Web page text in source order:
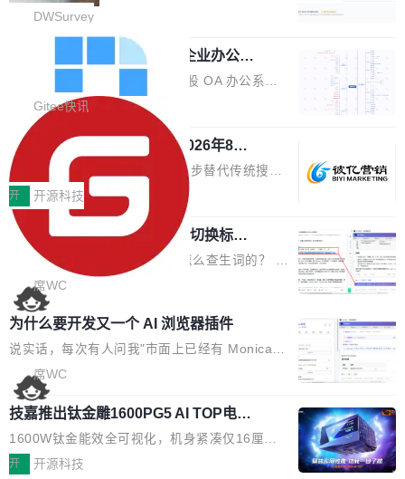
合过程，早期优质技术项目需持续资本与产业资
者、产业专家、投资人围绕AI前沿技术瓶颈、行
业固有认知重构等议题展开跨界对话，聚焦行业
真实痛点与突破方向...
应用占用内存就超过 1G 还是过于离谱——问题
个嵌在 Edge WebView 里的网页。它不是一个
「应用」，它是一个运行在浏览器引擎里的网
页，外面套了一层 Windows 的壳。 WebView2
本身就是个内存大户。它加载了完整的 Edge 渲
染引擎，包括 JavaScript 引擎...
源助力企业建设自主可控的问卷调研系统 官网地
址www.diaowen.net ➔ 源码下载Gitee 仓库 ➔
本次更新新增短信验证修改已答问卷功能，提升
答卷安全性；同时升级考试能力，完善填空题判
分、防切屏等功能体验，并优化多项产品细节，
提升整体使用体验。 新增功能 01. 新增验证手
机号后查看、修改已答问卷功能 02. 新增填空题
判分功能 03. 添加协作管理员支持树形结构选择
体验优化与修复 •页面与体验优化 优化工作台首
页 UI 展示效果，提升页面使用体验。 优化防切
屏提醒规则，调整为每次切屏均触发提示，提升
考试规范性。 优化登录状...
DWSurvey
勾股 OA v6.0.2 已经发布，企业办公系
勾股 OA v6.0.2 已经发布。 勾股 OA 办公系统
是一款简单实用的开源的企业办公系统。系统集
成了系统设置、附件管理、人事管理、行政管
理、消息管理、资产管理、企业公告、知识网
盘、审批流程设置、办公审批、工作计划、工作
汇报、工作日志、日常办公、财务管理、客户管
理、合同管理、项目管理、任务管理等功能模
块。系统简约，易于功能扩展，方便二次开发，
可以用来做日常 OA，CRM，ERP，业务管理等
系统。 勾股OA6.0.2版本主要是对勾股OA 6第
一个大版本发布的部分功能细节优化和bug问题
修复的版本，具体更新日志如下： 1、补全新版
本的各个审批类型的审批单导出 2、优化各个审
Gitee快讯
942亿赛道如何选对伙伴？2026年8月G
EO公司推荐
当DeepSeek、豆包等大模型逐步替代传统搜索
成为用户获取信息的主要入口,品牌竞争的逻辑变
了:不再是争抢关键词排名,而是想办法进入AI脱
口而出的那个答案。"GEO公司推荐"这个搜索词
背后,折射的是企业面对新兴服务赛道时的集体困
惑——该信谁、看什么、怎么选。 据易观分析
《中国GEO市场产业图谱》数据,2026年中国GE
O行业规模预计达942亿元,同比增长169.7%。G
artner同期预测,传统搜索引擎访问量年内将下滑
25%,AI载体流量占比突破40%;埃森哲2025年中
国消费者调研则指出,37%的用户在有明确购买需
求时倾向于先问AI。几组数据指向一致:GEO已
从营销"加分项"变成品牌在AI时...
开 开源科技
任意网页划词 AI 问答：不用切换标签页
的效率秘诀
看英文技术文档的时候，你是怎么查生词的？ 我
猜大多数人的流程是：选中单词 → Ctrl+C → 切
到翻译标签页 → Ctrl+V → 看翻译 → 切回原
文。遇到不懂的代码片段，再切到 ChatGPT 问
一下。来回切换几次，思路早断了。 今天介绍的
开源 Chrome 扩展 AI Helper，有一个划词浮动
工具栏功能，能让你在任意网页选中文本就直接
用 AI，完全不用切换标签页。 划词工具栏是什
么 安装 AI Helper 后，在任意网页选中文本，选
区旁边会自动浮现一个工具栏： 工具 功能 典型
席WC
为什么要开发又一个 AI 浏览器插件
说实话，每次有人问我"市面上已经有 Monica、
Sider、Copilot for Chrome 这些 AI 浏览器插件
了，你为什么还要再做一个"，我都觉得这个问题
问得好。 因为我自己也是从用户变成开发者的。
现有产品的天花板 我用过不少 AI 浏览器插件。
刚开始觉得都挺好——选中一段文字，弹出解
席WC
技嘉推出钛金雕1600PG5 AI TOP电
源：为发烧级主机与本地AI算力打造旗
舰供电方案
1600W钛金能效全可视化，机身紧凑仅16厘米
继2026台北电脑展首度亮相后，技嘉科技近日正
开 开源科技